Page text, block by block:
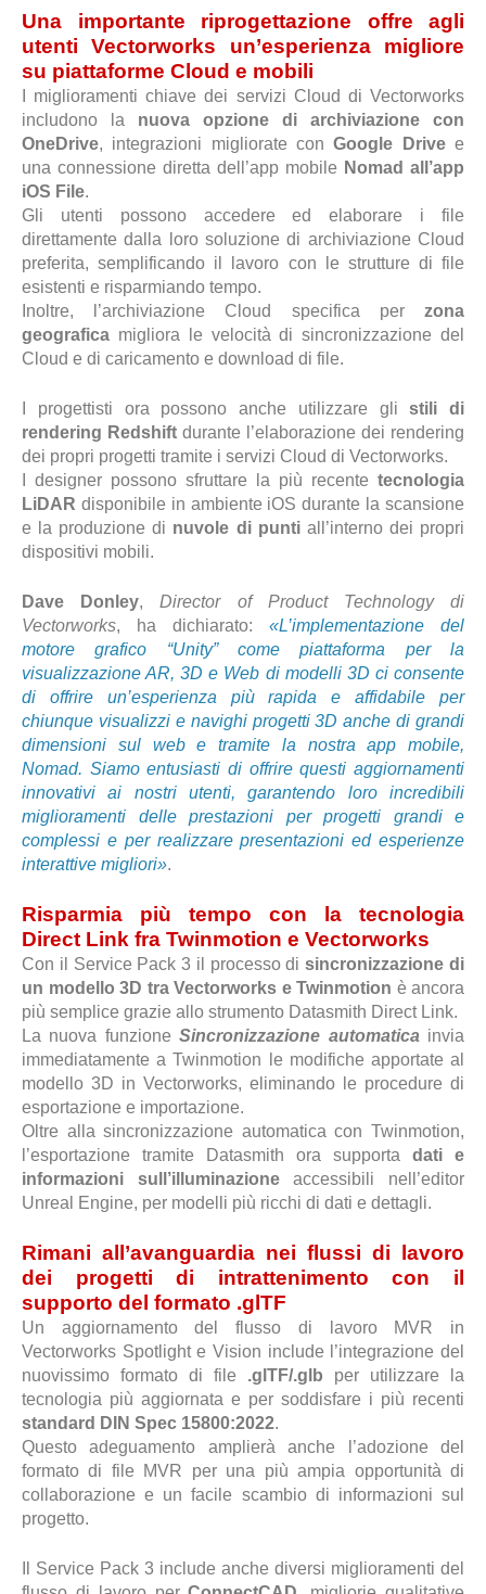
Una importante riprogettazione offre agli
utenti Vectorworks un’esperienza migliore
su piattaforme Cloud e mobili
I miglioramenti chiave dei servizi Cloud di Vectorworks
includono la nuova opzione di archiviazione con
OneDrive, integrazioni migliorate conGoogle Drivee
una connessione diretta dell’app mobile Nomad all’app
iOS File.
Gli utenti possono accedere ed elaborare i file
direttamente dalla loro soluzione di archiviazione Cloud
preferita, semplificando il lavoro con le strutture di file
esistenti e risparmiando tempo.
Inoltre, l’archiviazione Cloud specifica per zona
geografica migliora le velocità di sincronizzazione del
Cloud e di caricamento e download di file.
I progettisti ora possono anche utilizzare glistili di
rendering Redshift durante l’elaborazione dei rendering
dei propri progetti tramite i servizi Cloud di Vectorworks.
I designer possono sfruttare la più recente tecnologia
LiDAR disponibile in ambiente iOS durante la scansione
e la produzione di nuvole di puntiall’interno dei propri
dispositivi mobili.
Dave Donley,Director of Product Technology di
Vectorworks, ha dichiarato: «L’implementazione del
motore grafico “Unity” come piattaforma per la
visualizzazione AR, 3D e Web di modelli 3D ci consente
di offrire un’esperienza più rapida e affidabile per
chiunque visualizzi e navighi progetti 3D anche di grandi
dimensioni sul web e tramite la nostra app mobile,
Nomad. Siamo entusiasti di offrire questi aggiornamenti
innovativi ai nostri utenti, garantendo loro incredibili
miglioramenti delle prestazioni per progetti grandi e
complessi e per realizzare presentazioni ed esperienze
interattive migliori».
Risparmia più tempo con la tecnologia
Direct Link fra Twinmotion e Vectorworks
Con il Service Pack 3 il processo disincronizzazione di
un modello 3D tra Vectorworks e Twinmotion è ancora
più semplice grazie allo strumento Datasmith Direct Link.
La nuova funzioneSincronizzazione automatica invia
immediatamente a Twinmotion le modifiche apportate al
modello 3D in Vectorworks, eliminando le procedure di
esportazione e importazione.
Oltre alla sincronizzazione automatica con Twinmotion,
l’esportazione tramite Datasmith ora supporta dati e
informazioni sull’illuminazioneaccessibili nell’editor
Unreal Engine, per modelli più ricchi di dati e dettagli.
Rimani all’avanguardia nei flussi di lavoro
dei progetti di intrattenimento con il
supporto del formato .glTF
Un aggiornamento del flusso di lavoro MVR in
Vectorworks Spotlight e Vision include l’integrazione del
nuovissimo formato di file .glTF/.glb per utilizzare la
tecnologia più aggiornata e per soddisfare i più recenti
standard DIN Spec 15800:2022.
Questo adeguamento amplierà anche l’adozione del
formato di file MVR per una più ampia opportunità di
collaborazione e un facile scambio di informazioni sul
progetto.
Il Service Pack 3 include anche diversi miglioramenti del